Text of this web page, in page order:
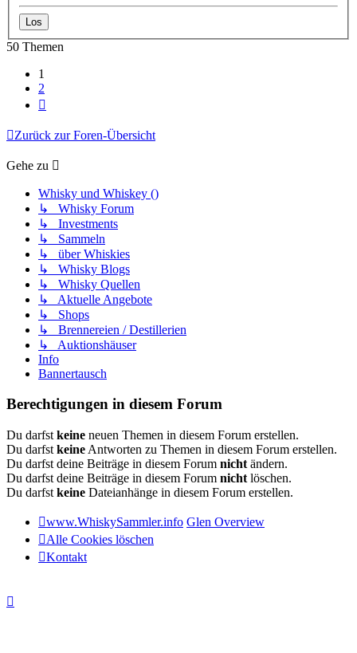
50 Themen
1
2
Zurück zur Foren-Übersicht
Gehe zu
Whisky und Whiskey ()
↳ Whisky Forum
↳ Investments
↳ Sammeln
↳ über Whiskies
↳ Whisky Blogs
↳ Whisky Quellen
↳ Aktuelle Angebote
↳ Shops
↳ Brennereien / Destillerien
↳ Auktionshäuser
Info
Bannertausch
Berechtigungen in diesem Forum
Du darfst keine neuen Themen in diesem Forum erstellen.
Du darfst keine Antworten zu Themen in diesem Forum erstellen.
Du darfst deine Beiträge in diesem Forum nicht ändern.
Du darfst deine Beiträge in diesem Forum nicht löschen.
Du darfst keine Dateianhänge in diesem Forum erstellen.
www.WhiskySammler.info Glen Overview
Alle Cookies löschen
Kontakt